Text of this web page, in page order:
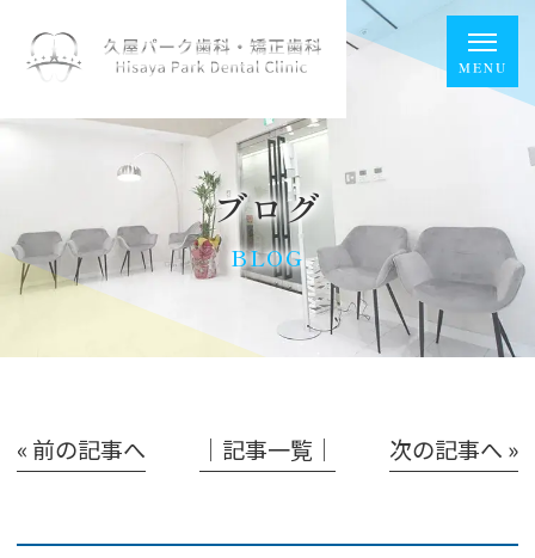
ブログ
BLOG
« 前の記事へ │記事一覧│ 次の記事へ »